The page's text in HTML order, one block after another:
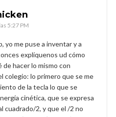
5:27 PM
yo me puse a inventar y a
explíquenos ud cómo
hacer lo mismo con
colegio: lo primero que se me
de la tecla lo que se
cinética, que se expresa
cuadrado/2, y que el /2 no